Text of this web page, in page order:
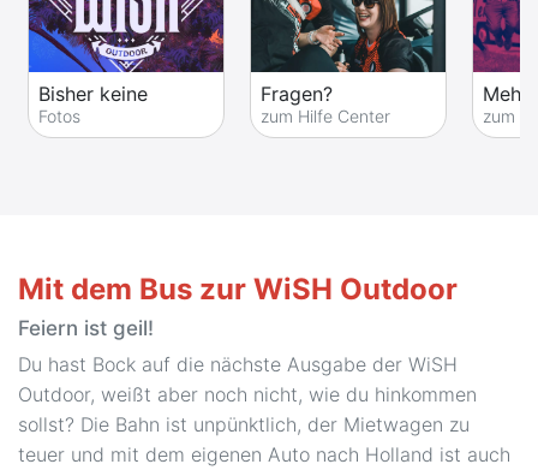
Bisher keine
Fotos
Fragen?
zum Hilfe Center
Mehr
zum
Mit dem Bus zur WiSH Outdoor
Feiern ist geil!
Du hast Bock auf die nächste Ausgabe der WiSH
Outdoor, weißt aber noch nicht, wie du hinkommen
sollst? Die Bahn ist unpünktlich, der Mietwagen zu
teuer und mit dem eigenen Auto nach Holland ist auch